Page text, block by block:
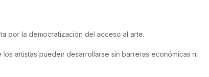
por la democratización del acceso al arte.
artistas pueden desarrollarse sin barreras económicas ni